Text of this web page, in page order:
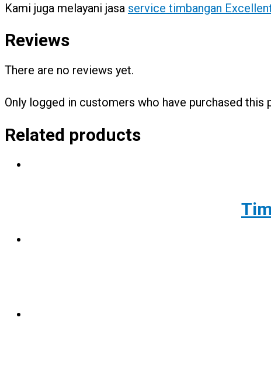
Kami juga melayani jasa service timbangan
Reviews
There are no reviews yet.
Only logged in customers who have purchased this
Related products